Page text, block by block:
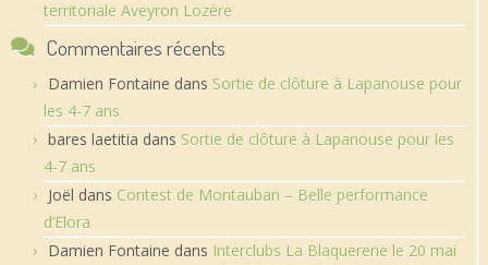
territoriale Aveyron Lozère
Commentaires récents
Damien Fontaine dans Sortie de clôture à Lapanouse pour
les 4-7 ans
bares laetitia dans Sortie de clôture à Lapanouse pour les
4-7 ans
Joël dans Contest de Montauban – Belle performance
d’Elora
Damien Fontaine dans Interclubs La Blaquererie le 20 mai